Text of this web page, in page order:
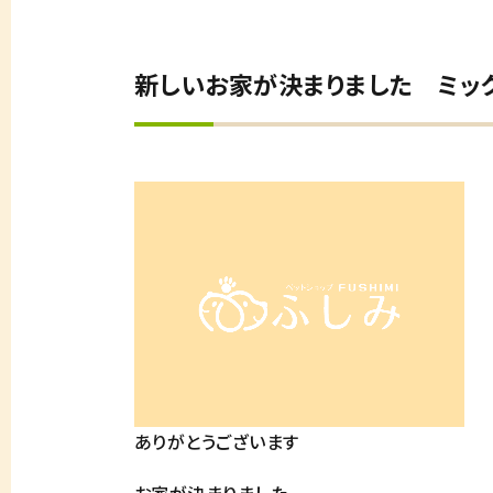
新しいお家が決まりました ミッ
ありがとうございます